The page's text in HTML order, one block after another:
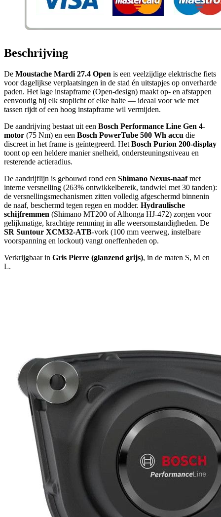
Beschrijving
De Moustache Mardi 27.4 Open is een veelzijdige elektrische fiets
voor dagelijkse verplaatsingen in de stad én uitstapjes op onverharde
paden. Het lage instapframe (Open-design) maakt op- en afstappen
eenvoudig bij elk stoplicht of elke halte — ideaal voor wie met
tassen rijdt of een hoog instapframe wil vermijden.
De aandrijving bestaat uit een Bosch Performance Line Gen 4-
motor (75 Nm) en een Bosch PowerTube 500 Wh accu die
discreet in het frame is geïntegreerd. Het Bosch Purion 200-display
toont op een heldere manier snelheid, ondersteuningsniveau en
resterende actieradius.
De aandrijflijn is gebouwd rond een Shimano Nexus-naafmet
interne versnelling (263% ontwikkelbereik, tandwiel met 30 tanden):
de versnellingsmechanismen zitten volledig afgeschermd binnenin
de naaf, beschermd tegen regen en modder. Hydraulische
schijfremmen (Shimano MT200 of Alhonga HJ-472) zorgen voor
gelijkmatige, krachtige remming in alle weersomstandigheden. De
SR Suntour XCM32-ATB-vork (100 mm veerweg, instelbare
voorspanning en lockout) vangt oneffenheden op.
Verkrijgbaar in Gris Pierre (glanzend grijs), in de maten S, M en
L.